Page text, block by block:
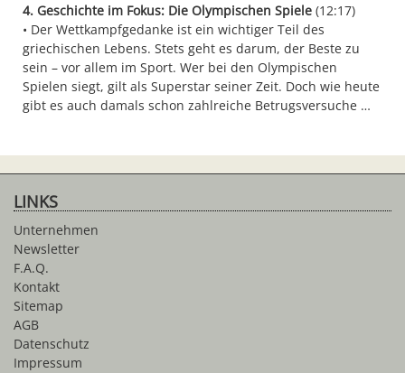
4. Geschichte im Fokus: Die Olympischen Spiele (12:17)
Der Wettkampfgedanke ist ein wichtiger Teil des
griechischen Lebens. Stets geht es darum, der Beste zu
sein – vor allem im Sport. Wer bei den Olympischen
Spielen siegt, gilt als Superstar seiner Zeit. Doch wie heute
gibt es auch damals schon zahlreiche Betrugsversuche …
LINKS
Unternehmen
Newsletter
F.A.Q.
Kontakt
Sitemap
AGB
Datenschutz
Impressum